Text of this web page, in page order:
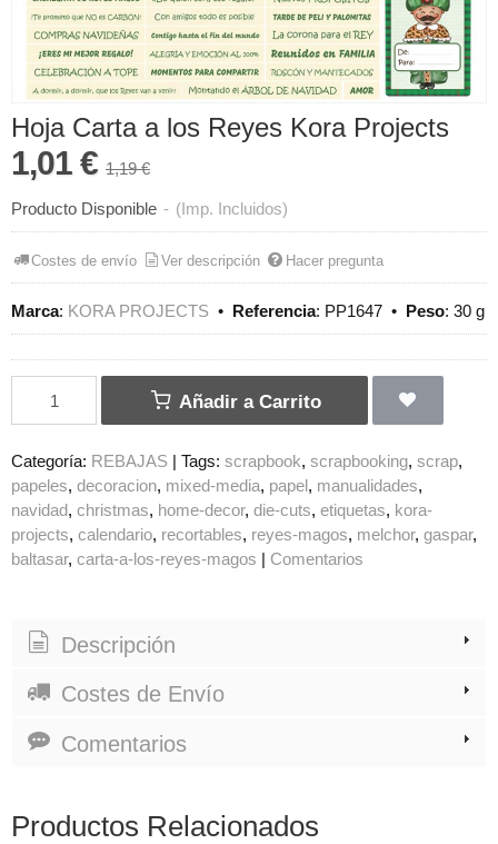
Hoja Carta a los Reyes Kora Projects
1,01 € 1,19 €
Producto Disponible - (Imp. Incluidos)
Costes de envío Ver descripción Hacer pregunta
Marca: KORA PROJECTS • Referencia: PP1647 • Peso: 30 g
Añadir a Carrito
Categoría: REBAJAS Tags: scrapbook scrapbooking scrap
papeles decoracion mixed-media papel
manualidades
navidad christmas home-decor die-cuts etiquetas
kora-
projects calendario recortables reyes-magos melchor gaspar
baltasar carta-a-los-reyes-magos Comentarios
Descripción
Costes de Envío
Comentarios
Productos Relacionados